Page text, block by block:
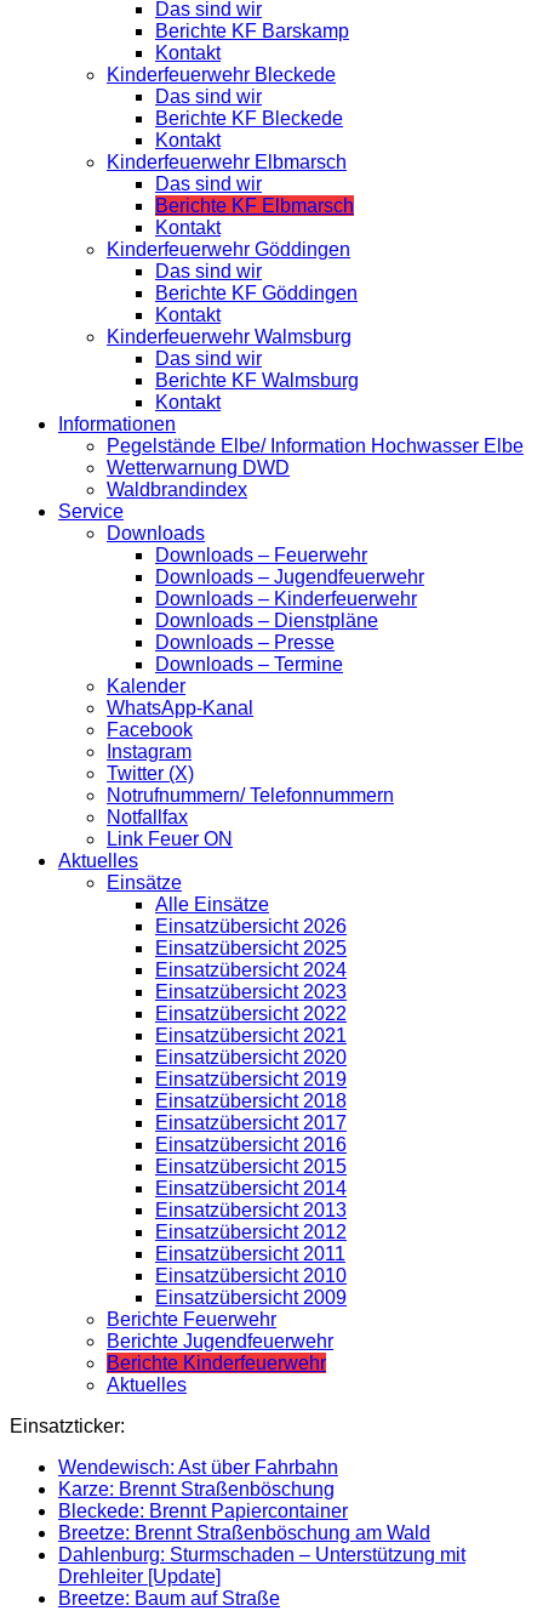
Das sind wir
Berichte KF Barskamp
Kontakt
Kinderfeuerwehr Bleckede
Das sind wir
Berichte KF Bleckede
Kontakt
Kinderfeuerwehr Elbmarsch
Das sind wir
Berichte KF Elbmarsch
Kontakt
Kinderfeuerwehr Göddingen
Das sind wir
Berichte KF Göddingen
Kontakt
Kinderfeuerwehr Walmsburg
Das sind wir
Berichte KF Walmsburg
Kontakt
Informationen
Pegelstände Elbe/ Information Hochwasser Elbe
Wetterwarnung DWD
Waldbrandindex
Service
Downloads
Downloads – Feuerwehr
Downloads – Jugendfeuerwehr
Downloads – Kinderfeuerwehr
Downloads – Dienstpläne
Downloads – Presse
Downloads – Termine
Kalender
WhatsApp-Kanal
Facebook
Instagram
Twitter (X)
Notrufnummern/ Telefonnummern
Notfallfax
Link Feuer ON
Aktuelles
Einsätze
Alle Einsätze
Einsatzübersicht 2026
Einsatzübersicht 2025
Einsatzübersicht 2024
Einsatzübersicht 2023
Einsatzübersicht 2022
Einsatzübersicht 2021
Einsatzübersicht 2020
Einsatzübersicht 2019
Einsatzübersicht 2018
Einsatzübersicht 2017
Einsatzübersicht 2016
Einsatzübersicht 2015
Einsatzübersicht 2014
Einsatzübersicht 2013
Einsatzübersicht 2012
Einsatzübersicht 2011
Einsatzübersicht 2010
Einsatzübersicht 2009
Berichte Feuerwehr
Berichte Jugendfeuerwehr
Berichte Kinderfeuerwehr
Aktuelles
Einsatzticker:
Wendewisch: Ast über Fahrbahn
Karze: Brennt Straßenböschung
Bleckede: Brennt Papiercontainer
Breetze: Brennt Straßenböschung am Wald
Dahlenburg: Sturmschaden – Unterstützung mit
Drehleiter [Update]
Breetze: Baum auf Straße